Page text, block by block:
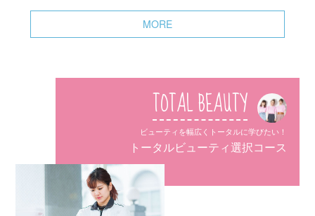
MORE
TOTAL BEAUTY
ビューティを幅広くトータルに学びたい！
トータルビューティ選択コース